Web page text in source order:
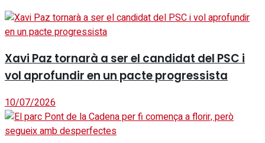
Xavi Paz tornarà a ser el candidat del PSC i
vol aprofundir en un pacte progressista
10/07/2026